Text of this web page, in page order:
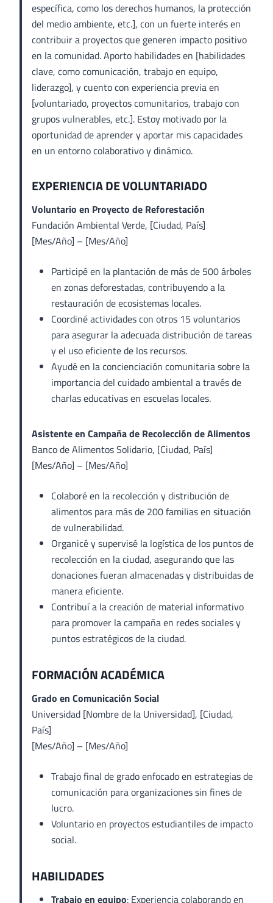
específica, como los derechos humanos, la protección
del medio ambiente, etc.], con un fuerte interés en
contribuir a proyectos que generen impacto positivo
en la comunidad. Aporto habilidades en [habilidades
clave, como comunicación, trabajo en equipo,
liderazgo], y cuento con experiencia previa en
[voluntariado, proyectos comunitarios, trabajo con
grupos vulnerables, etc.]. Estoy motivado por la
oportunidad de aprender y aportar mis capacidades
en un entorno colaborativo y dinámico.
EXPERIENCIA DE VOLUNTARIADO
Voluntario en Proyecto de Reforestación
Fundación Ambiental Verde, [Ciudad, País]
[Mes/Año] – [Mes/Año]
Participé en la plantación de más de 500 árboles
en zonas deforestadas, contribuyendo a la
restauración de ecosistemas locales.
Coordiné actividades con otros 15 voluntarios
para asegurar la adecuada distribución de tareas
y el uso eficiente de los recursos.
Ayudé en la concienciación comunitaria sobre la
importancia del cuidado ambiental a través de
charlas educativas en escuelas locales.
Asistente en Campaña de Recolección de Alimentos
Banco de Alimentos Solidario, [Ciudad, País]
[Mes/Año] – [Mes/Año]
Colaboré en la recolección y distribución de
alimentos para más de 200 familias en situación
de vulnerabilidad.
Organicé y supervisé la logística de los puntos de
recolección en la ciudad, asegurando que las
donaciones fueran almacenadas y distribuidas de
manera eficiente.
Contribuí a la creación de material informativo
para promover la campaña en redes sociales y
puntos estratégicos de la ciudad.
FORMACIÓN ACADÉMICA
Grado en Comunicación Social
Universidad [Nombre de la Universidad], [Ciudad,
País]
[Mes/Año] – [Mes/Año]
Trabajo final de grado enfocado en estrategias de
comunicación para organizaciones sin fines de
lucro.
Voluntario en proyectos estudiantiles de impacto
social.
HABILIDADES
Trabajo en equipo: Experiencia colaborando en